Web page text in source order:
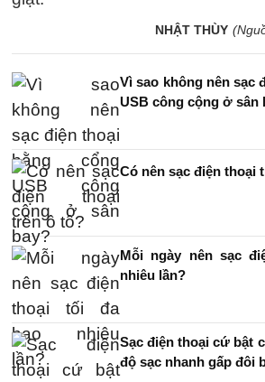
NHẬT THÙY
Vì sao không nên sạc
USB công cộng ở sân
Có nên sạc điện thoại
Mỗi ngày nên sạc
nhiêu lần?
Sạc điện thoại cứ bật
độ sạc nhanh gấp đôi